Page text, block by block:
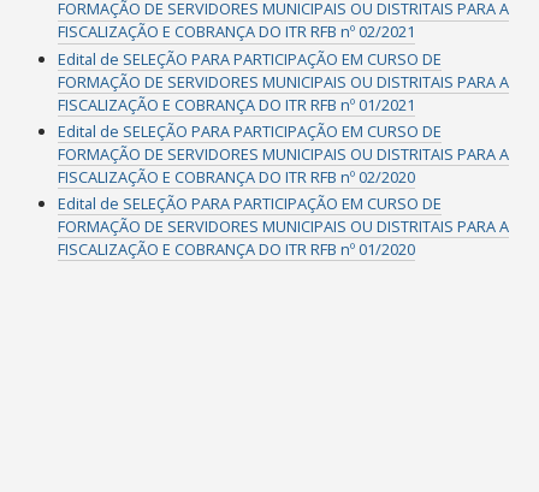
FORMAÇÃO DE SERVIDORES MUNICIPAIS OU DISTRITAIS PARA A
FISCALIZAÇÃO E COBRANÇA DO ITR RFB nº 02/2021
Edital de SELEÇÃO PARA PARTICIPAÇÃO EM CURSO DE
FORMAÇÃO DE SERVIDORES MUNICIPAIS OU DISTRITAIS PARA A
FISCALIZAÇÃO E COBRANÇA DO ITR RFB nº 01/2021
Edital de SELEÇÃO PARA PARTICIPAÇÃO EM CURSO DE
FORMAÇÃO DE SERVIDORES MUNICIPAIS OU DISTRITAIS PARA A
FISCALIZAÇÃO E COBRANÇA DO ITR RFB nº 02/2020
Edital de SELEÇÃO PARA PARTICIPAÇÃO EM CURSO DE
FORMAÇÃO DE SERVIDORES MUNICIPAIS OU DISTRITAIS PARA A
FISCALIZAÇÃO E COBRANÇA DO ITR RFB nº 01/2020